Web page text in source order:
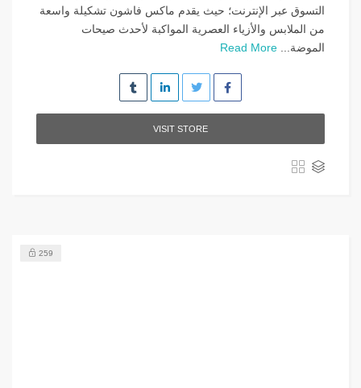
التسوق عبر الإنترنت؛ حيث يقدم ماكس فاشون تشكيلة واسعة
من الملابس والأزياء العصرية المواكبة لأحدث صيحات
الموضة... Read More
VISIT STORE
259